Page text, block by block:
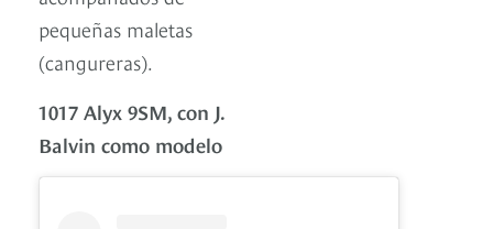
pequeñas maletas
(cangureras).
1017 Alyx 9SM, con J.
Balvin como modelo